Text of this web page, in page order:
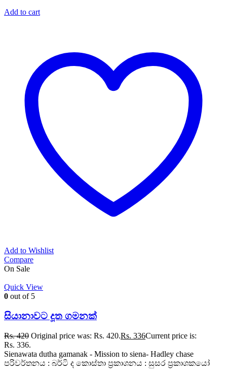
Add to cart
Add to Wishlist
Compare
On Sale
Quick View
0 out of 5
සියානාවට දූත ගමනක්
Rs.420 Original price was: Rs. 420.Rs. 336Current price is:
Rs. 336.
Sienawata dutha gamanak - Mission to siena- Hadley chase
පරිවර්තනය : බර්ටි ද කොස්තා ප්‍රකාශනය : සුසර ප්‍රකාශකයෝ